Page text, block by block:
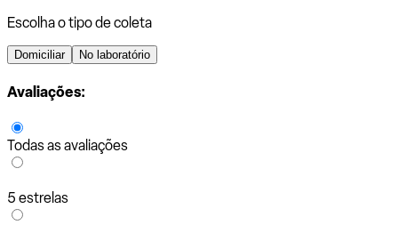
Escolha o tipo de coleta
Domiciliar No laboratório
Avaliações:
Todas as avaliações
5 estrelas